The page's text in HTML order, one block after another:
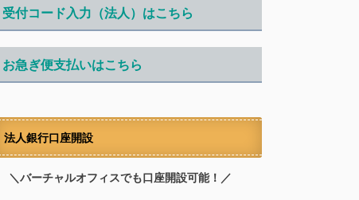
受付コード入力（法人）はこちら
お急ぎ便支払いはこちら
法人銀行口座開設
＼バーチャルオフィスでも口座開設可能！／